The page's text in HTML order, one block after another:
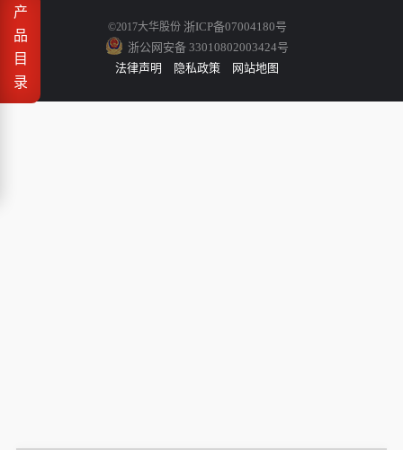
产
品
目
录
©2017大华股份 浙ICP备07004180号
浙公网安备 33010802003424号
法律声明
隐私政策 网站地图